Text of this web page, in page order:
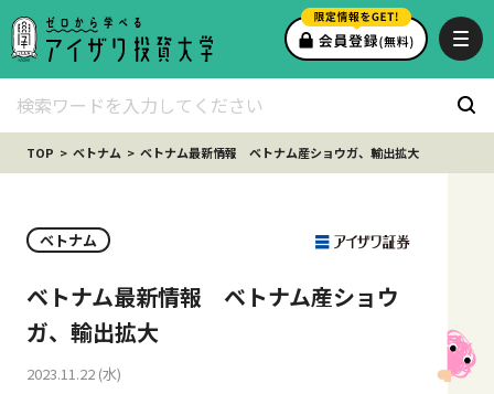
TOP ベトナム ベトナム最新情報 ベトナム産ショウガ、輸出拡大
ベトナム
ベトナム最新情報 ベトナム産ショウ
ガ、輸出拡大
2023.11.22 (水)